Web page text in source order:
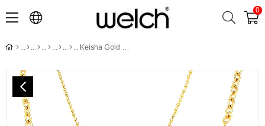
0
Keisha Gold Çelik Kolye